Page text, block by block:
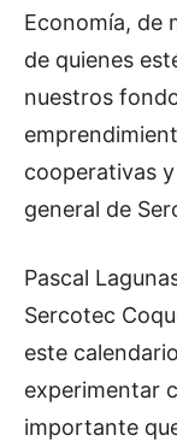
Economía, de
de quienes
nuestros
cooperativas
general de
Pascal
Sercotec
este
experimentar
importante